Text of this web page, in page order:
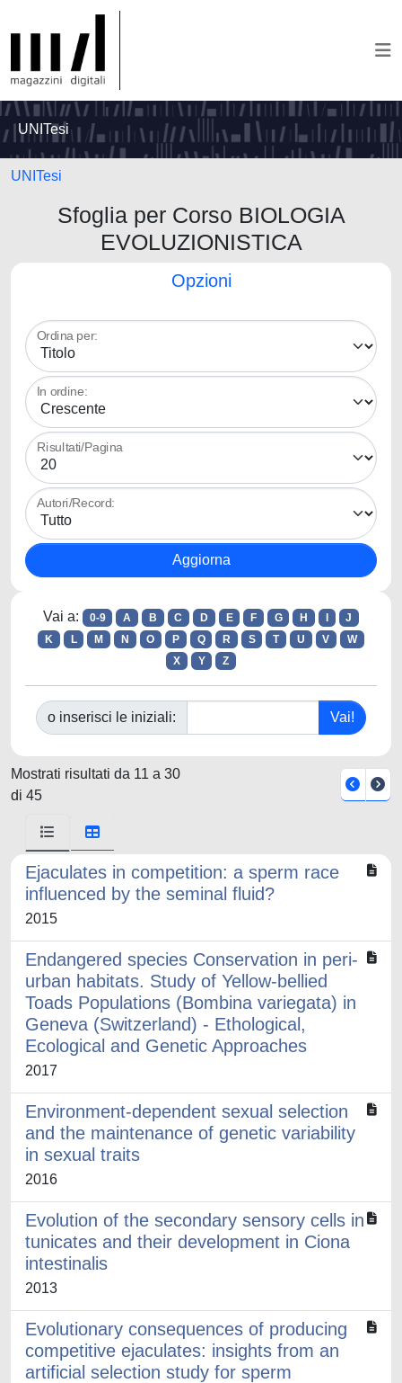
UNITesi
UNITesi
Sfoglia per Corso BIOLOGIA
EVOLUZIONISTICA
Opzioni
Ordina per:
In ordine:
Risultati/Pagina
Autori/Record:
Vai a: 0-9 A B C D E F G H
J
K
L M N O P Q R S T U V
W
X
Y Z
o inserisci le iniziali:
Mostrati risultati da 11 a 30
di 45
Ejaculates in competition: a sperm race
influenced by the seminal fluid?
2015
Endangered species Conservation in peri-
urban habitats. Study of Yellow-bellied
Toads Populations (Bombina variegata) in
Geneva (Switzerland) - Ethological,
Ecological and Genetic Approaches
2017
Environment-dependent sexual selection
and the maintenance of genetic variability
in sexual traits
2016
Evolution of the secondary sensory cells in
tunicates and their development in Ciona
intestinalis
2013
Evolutionary consequences of producing
competitive ejaculates: insights from an
artificial selection study for sperm